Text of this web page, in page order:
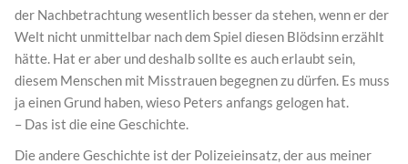
der Nachbetrachtung wesentlich besser da stehen, wenn er der
Welt nicht unmittelbar nach dem Spiel diesen Blödsinn erzählt
hätte. Hat er aber und deshalb sollte es auch erlaubt sein,
diesem Menschen mit Misstrauen begegnen zu dürfen. Es muss
ja einen Grund haben, wieso Peters anfangs gelogen hat.
– Das ist die eine Geschichte.
Die andere Geschichte ist der Polizeieinsatz, der aus meiner